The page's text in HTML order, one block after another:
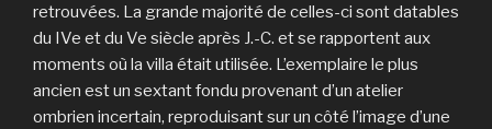
retrouvées. La grande majorité de celles-ci sont datables
du IVe et du Ve siècle après J.-C. et se rapportent aux
moments où la villa était utilisée. L’exemplaire le plus
ancien est un sextant fondu provenant d’un atelier
ombrien incertain, reproduisant sur un côté l’image d’une